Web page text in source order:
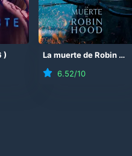
)
La muerte de Robin Hood
6.52/10